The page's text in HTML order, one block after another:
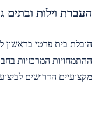
העברת וילות ובתים
ההתמחויות המרכזיות
מקצועיים הדרושים